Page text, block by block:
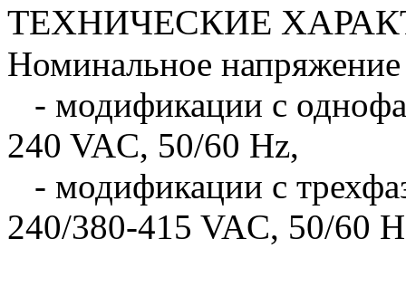
ТЕХНИЧЕСКИЕ
Номинальное
- модификации с
240 VAC, 50/60 Hz,
- модификации с
240/380-415 VAC, 50/60